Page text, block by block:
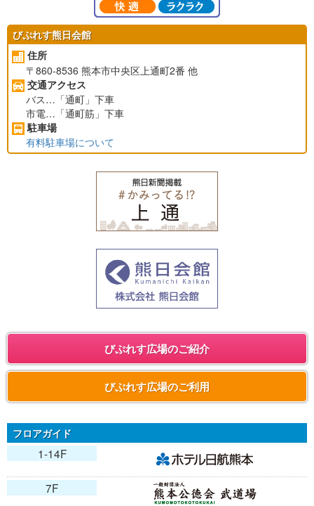
びぷれす熊日会館
住所
〒860-8536 熊本市中央区上通町2番 他
交通アクセス
バス…「通町」下車
市電…「通町筋」下車
駐車場
有料駐車場について
びぷれす広場のご紹介
びぷれす広場のご利用
フロアガイド
1-14F
7F